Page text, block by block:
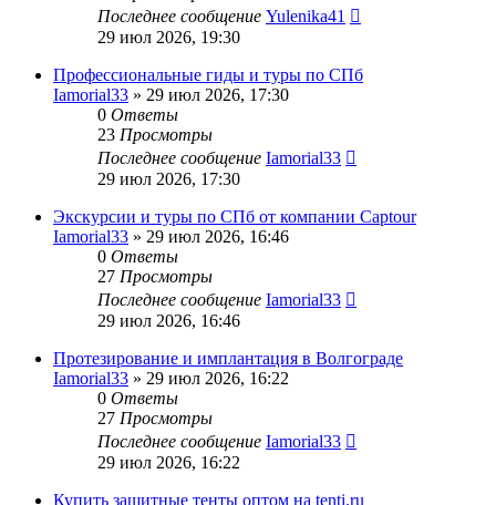
Последнее сообщение Yulenika41
29 июл 2026, 19:30
Профессиональные гиды и туры по СПб
Iamorial33 » 29 июл 2026, 17:30
0 Ответы
23 Просмотры
Последнее сообщение Iamorial33
29 июл 2026, 17:30
Экскурсии и туры по СПб от компании Captour
Iamorial33 » 29 июл 2026, 16:46
0 Ответы
27 Просмотры
Последнее сообщение Iamorial33
29 июл 2026, 16:46
Протезирование и имплантация в Волгограде
Iamorial33 » 29 июл 2026, 16:22
0 Ответы
27 Просмотры
Последнее сообщение Iamorial33
29 июл 2026, 16:22
Купить защитные тенты оптом на tenti.ru